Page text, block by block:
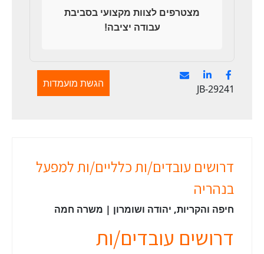
מצטרפים לצוות מקצועי בסביבת
עבודה יציבה!
JB-29241 הגשת מועמדות
דרושים עובדים/ות כלליים/ות למפעל
בנהריה
חיפה והקריות, יהודה ושומרון | משרה חמה
דרושים עובדים/ות